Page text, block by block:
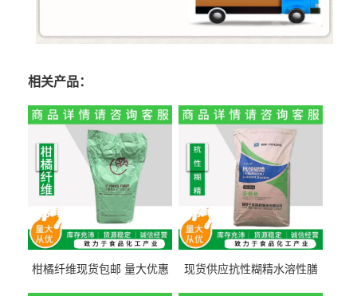
相关产品：
柑橘纤维现货包邮 量大优惠
现货供应抗性糊精水溶性膳